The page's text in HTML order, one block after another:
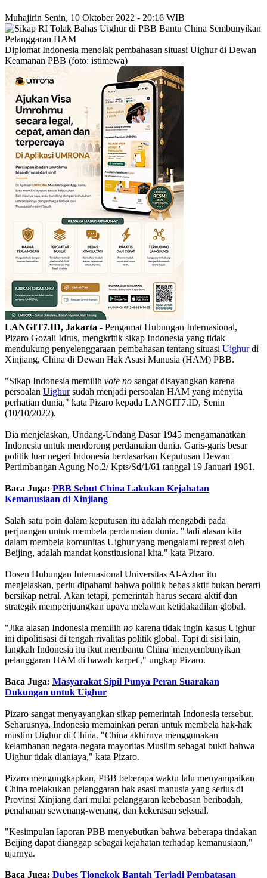
Muhajirin Senin, 10 Oktober 2022 - 20:16 WIB
Diplomat Indonesia menolak pembahasan situasi Uighur di Dewan
Keamanan PBB (foto: istimewa)
LANGIT7.ID, Jakarta - Pengamat Hubungan Internasional,
Pizaro Gozali Idrus, mengkritik sikap Indonesia yang tidak
mendukung penyelenggaraan pembahasan tentang situasi Uighurdi
Xinjiang, China di Dewan Hak Asasi Manusia (HAM) PBB.
"Sikap Indonesia memilih vote no sangat disayangkan karena
persoalan Uighursudah menjadi persoalan HAM yang menyita
perhatian dunia," kata Pizaro kepada LANGIT7.ID, Senin
(10/10/2022).
Dia menjelaskan, Undang-Undang Dasar 1945 mengamanatkan
Indonesia untuk mendorong perdamaian dunia. Garis-garis besar
politik luar negeri Indonesia berdasarkan Keputusan Dewan
Pertimbangan Agung No.2/ Kpts/Sd/1/61 tanggal 19 Januari 1961.
Baca Juga: PBB Sebut China Lakukan Kejahatan
Kemanusiaan di Xinjiang
Salah satu poin dalam keputusan itu adalah mengabdi pada
perjuangan untuk membela perdamaian dunia. "Jadi alasan kita
dalam membela komunitas Uighur yang mengalami represi oleh
Beijing, adalah mandat konstitusional kita." kata Pizaro.
Dosen Hubungan Internasional Universitas Al-Azhar itu
menjelaskan, perlu dipahami bahwa politik bebas aktif bukan berarti
bersikap netral. Akan tetapi, pemerintah harus secara aktif dan
strategik memperjuangkan upaya melawan ketidakadilan global.
"Jika alasan Indonesia memilih no karena tidak ingin kasus Uighur
ini dipolitisasi di tengah rivalitas politik global. Tapi di sisi lain,
langkah Indonesia itu ikut membantu China 'menyembunyikan
pelanggaran HAM di bawah karpet'," ungkap Pizaro.
Baca Juga: Masyarakat Sipil Punya Peran Suarakan
Dukungan untuk Uighur
Pizaro sangat menyayangkan sikap pemerintah Indonesia tersebut.
Seharusnya, Indonesia memainkan peran untuk membela hak-hak
muslim Uighur di China. "China akhirnya menggunakan
kelambanan negara-negara mayoritas Muslim sebagai bukti bahwa
Uighur tidak dianiaya," kata Pizaro.
Pizaro mengungkapkan, PBB beberapa waktu lalu menyampaikan
China melakukan pelanggaran hak asasi manusia yang serius di
Provinsi Xinjiang dari mulai pelanggaran kebebasan beribadah,
penahanan sewenang-wenang, dan kekerasan seksual.
"Kesimpulan laporan PBB menyebutkan bahwa beberapa tindakan
Beijing dapat dianggap sebagai kejahatan terhadap kemanusiaan,"
ujarnya.
Baca Juga: Dubes Tiongkok Bantah Terjadi Pembatasan